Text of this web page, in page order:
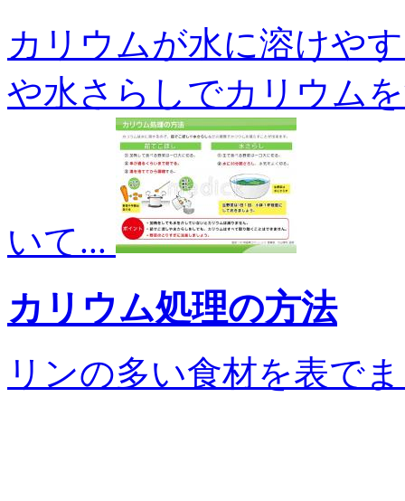
カリウムが水に溶けや
や水さらしでカリウム
いて...
カリウム処理の方法
リンの多い食材を表で